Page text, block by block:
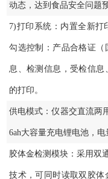
动态，达到食品安全问题
7)打印系统：内置全新打
勾选控制：产品合格证
息、检测信息，受检信
的打印。
供电模式：仪器交直流两
6ah大容量充电锂电池，
胶体金检测模块：采用双
技术，可同时读取双胶体